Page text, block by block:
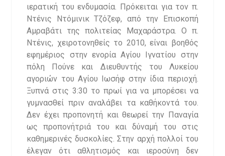
ιερατική του ενδυμασία. Πρόκειται για τον π.
Ντένις Ντόμινικ Τζόζεφ, από την Επισκοπή
Αμραβάτι της πολιτείας Μαχαράστρα. Ο π.
Ντένις, χειροτονηθείς το 2010, είναι βοηθός
εφημέριος στην ενορία Αγίου Ιγνατίου στην
πόλη Πούνε και Διευθυντής του Λυκείου
αγοριών του Αγίου Ιωσήφ στην ίδια περιοχή.
Ξυπνά στις 3:30 το πρωί για να μπορέσει να
γυμνασθεί πριν αναλάβει τα καθήκοντά του.
Δεν έχει προπονητή και θεωρεί την Παναγία
ως προπονήτριά του και δύναμή του στις
καθημερινές δυσκολίες. Στην αρχή πολλοί του
έλεγαν ότι αθλητισμός και ιεροσύνη δεν